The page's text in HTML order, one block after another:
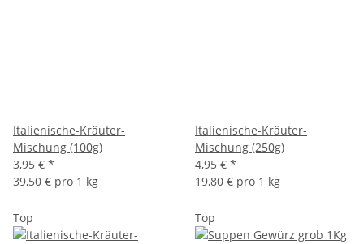
Italienische-Kräuter-
Mischung (100g)
3,95 € *
39,50 € pro 1 kg
Italienische-Kräuter-
Mischung (250g)
4,95 € *
19,80 € pro 1 kg
Top Top